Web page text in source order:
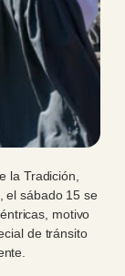
la Tradición,
el sábado 15 se
motivo
de tránsito